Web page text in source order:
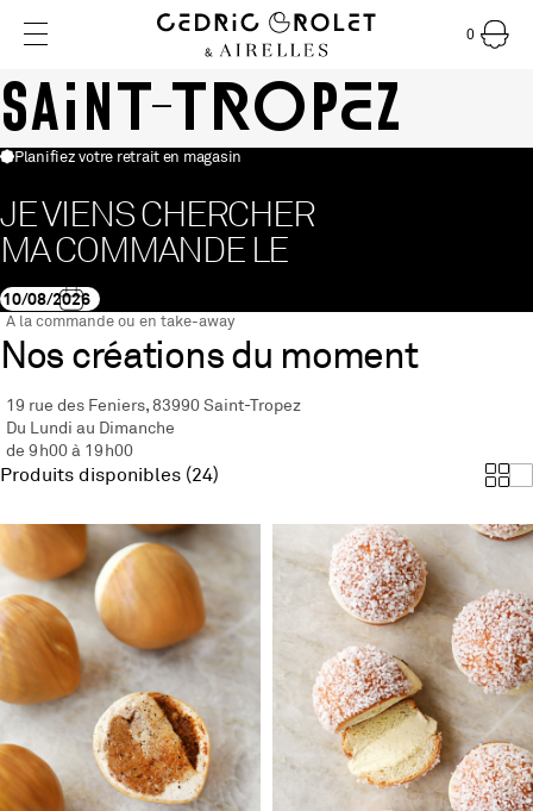
0
Cedric
Saint-Tropez
A la commande ou en take-away
Nos créations du moment
19 rue des Feniers, 83990 Saint-Tropez
Du Lundi au Dimanche
de 9h00 à 19h00
Planifiez votre retrait en magasin
JE VIENS CHERCHER
MA COMMANDE LE
Produits disponibles (24)